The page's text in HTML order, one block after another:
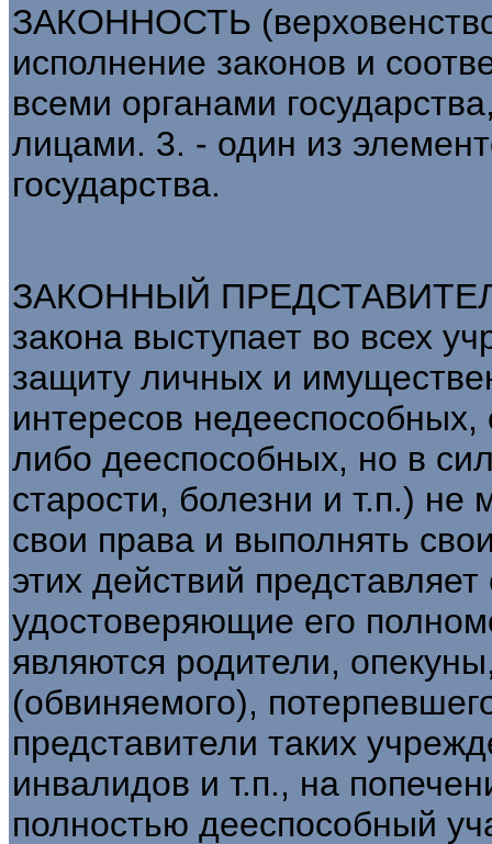
ЗАКОННОСТЬ
исполнение законов и
всеми органами
лицами. 3. - один из
государства.
ЗАКОННЫЙ ПРЕДСТАВИТЕЛЬ
закона выступает во всех
защиту личных и
интересов
либо дееспособных, но в
старости, болезни и т.п.)
свои права и выполнять
этих действий
удостоверяющие его
являются родители,
(обвиняемого),
представители таких
инвалидов и т.п., на
полностью дееспособный